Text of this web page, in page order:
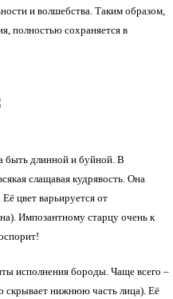
и волшебства. Таким образом,
полностью сохраняется в
быть длинной и буйной. В
слащавая кудрявость. Она
цвет варьируется от
Импозантному старцу очень к
исполнения бороды. Чаще всего –
скрывает нижнюю часть лица). Её